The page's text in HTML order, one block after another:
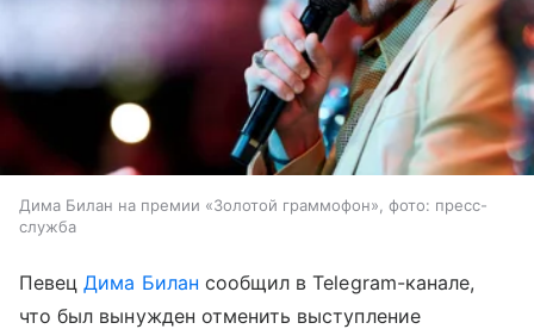
Дима Билан на премии «Золотой граммофон», фото: пресс-
служба
ПевецДима Билан сообщил в Telegram-канале,
что был вынужден отменить выступление